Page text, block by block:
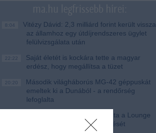
8:04
Vitézy Dávid: 2,3 milliárd forint került vissza
az államhoz egy útdíjrendszeres ügylet
felülvizsgálata után
22:22
Saját életét is kockára tette a magyar
erdész, hogy megállítsa a tüzet
20:20
Második világháborús MG-42 géppuskát
emeltek ki a Dunából - a rendőrség
lefoglalta
A Miniszterelnökség felmondta a Lounge
Eventtel kötött keretszerződését